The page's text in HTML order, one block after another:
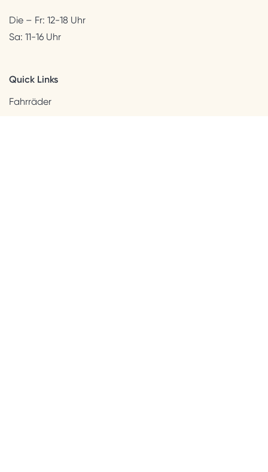
Die – Fr: 12-18 Uhr
Sa: 11-16 Uhr
Quick Links
Fahrräder